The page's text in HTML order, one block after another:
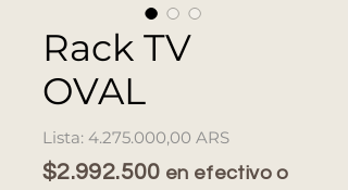
Rack TV
OVAL
4.275.000,00 ARSPrecio
$2.992.500 en efectivo o